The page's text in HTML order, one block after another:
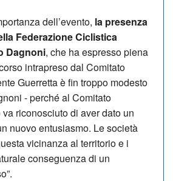
dell’evento, la presenza
Federazione Ciclistica
Dagnoni, che ha espresso piena
intrapreso dal Comitato
Guerretta è fin troppo modesto
- perché al Comitato
riconosciuto di aver dato un
nuovo entusiasmo. Le società
vicinanza al territorio e i
conseguenza di un